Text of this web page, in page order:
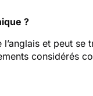
?
et peut se
considérés